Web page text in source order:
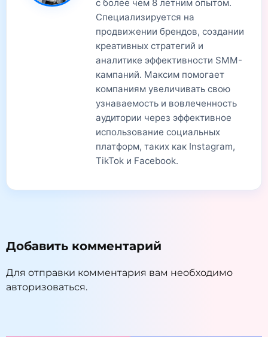
с более чем 8 летним опытом.
Специализируется на
продвижении брендов, создании
креативных стратегий и
аналитике эффективности SMM-
кампаний. Максим помогает
компаниям увеличивать свою
узнаваемость и вовлеченность
аудитории через эффективное
использование социальных
платформ, таких как Instagram,
TikTok и Facebook.
Добавить комментарий
Для отправки комментария вам необходимо
авторизоваться.